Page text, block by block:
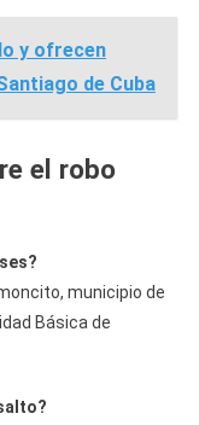
y ofrecen
de Cuba
el robo
municipio de
Básica de